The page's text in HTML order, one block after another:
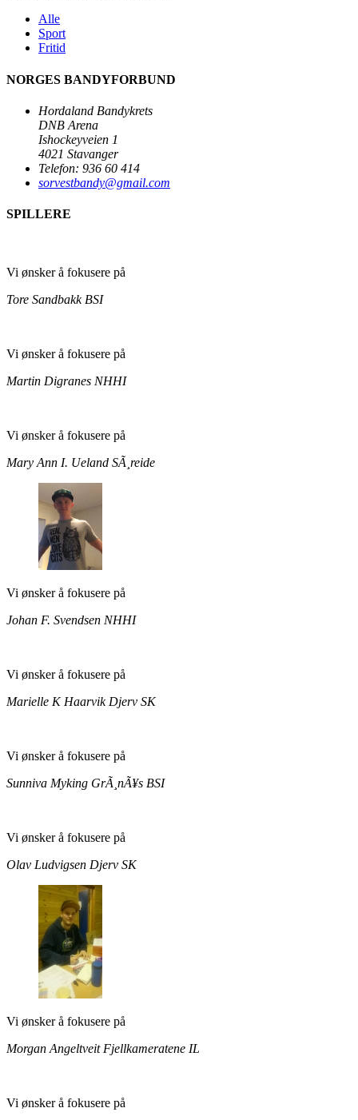
Alle
Sport
Fritid
NORGES BANDYFORBUND
Hordaland Bandykrets
DNB Arena
Ishockeyveien 1
4021 Stavanger
Telefon: 936 60 414
sorvestbandy@gmail.com
SPILLERE
Vi ønsker å fokusere på
Tore SandbakkBSI
Vi ønsker å fokusere på
Martin Digranes NHHI
Vi ønsker å fokusere på
Mary Ann I. Ueland SÃ¸reide
Vi ønsker å fokusere på
Johan F. Svendsen NHHI
Vi ønsker å fokusere på
Marielle K HaarvikDjerv SK
Vi ønsker å fokusere på
Sunniva Myking GrÃ¸nÃ¥s BSI
Vi ønsker å fokusere på
Olav Ludvigsen Djerv SK
Vi ønsker å fokusere på
Morgan AngeltveitFjellkameratene IL
Vi ønsker å fokusere på